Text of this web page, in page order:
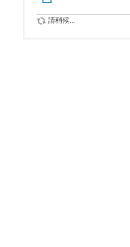
請稍候...